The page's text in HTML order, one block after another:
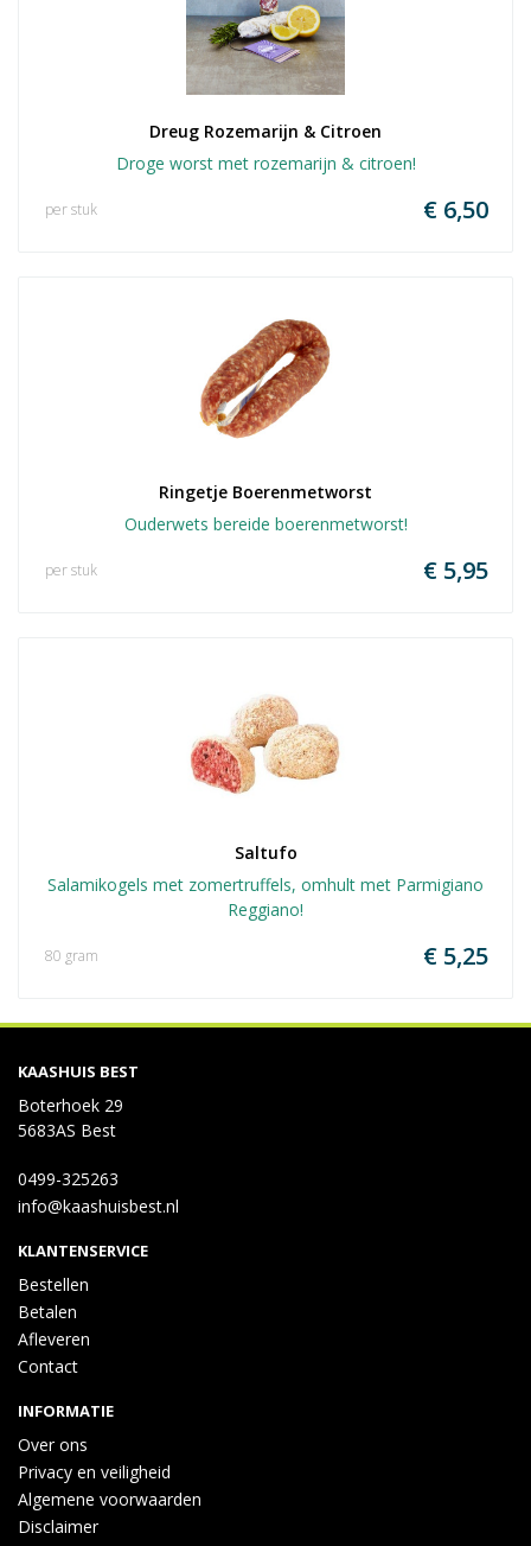
Dreug Rozemarijn & Citroen
Droge worst met rozemarijn & citroen!
€ 6,50
per stuk
Ringetje Boerenmetworst
Ouderwets bereide boerenmetworst!
€ 5,95
per stuk
Saltufo
Salamikogels met zomertruffels, omhult met Parmigiano
Reggiano!
€ 5,25
80 gram
KAASHUIS BEST
Boterhoek 29
5683AS Best
0499-325263
info@kaashuisbest.nl
KLANTENSERVICE
Bestellen
Betalen
Afleveren
Contact
INFORMATIE
Over ons
Privacy en veiligheid
Algemene voorwaarden
Disclaimer